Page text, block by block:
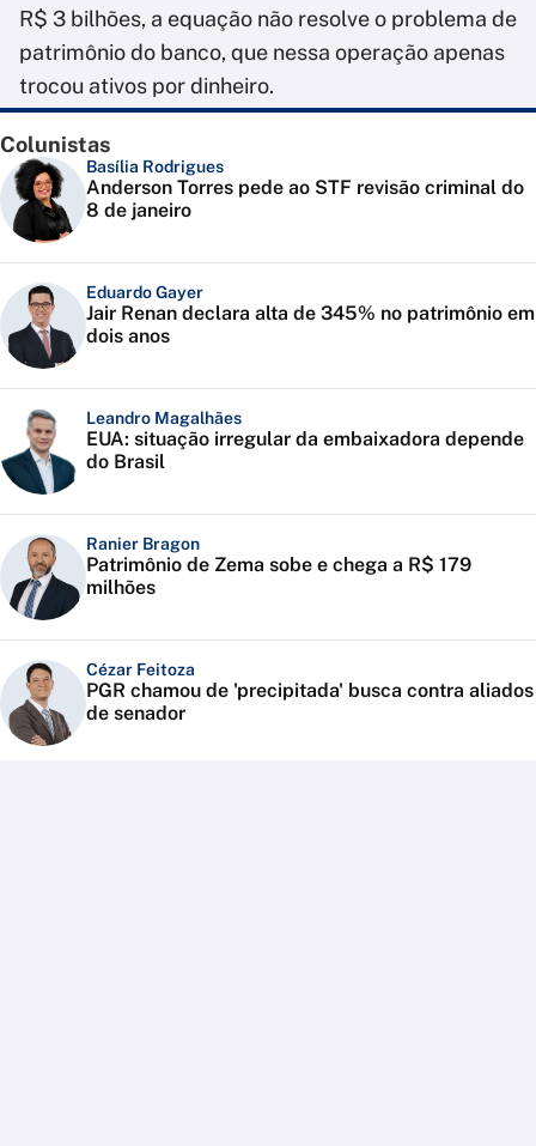
R$ 3 bilhões, a equação não resolve o problema de
patrimônio do banco, que nessa operação apenas
trocou ativos por dinheiro.
Colunistas
Basília Rodrigues
Anderson Torres pede ao STF revisão criminal do
8 de janeiro
Eduardo Gayer
Jair Renan declara alta de 345% no patrimônio em
dois anos
Leandro Magalhães
EUA: situação irregular da embaixadora depende
do Brasil
Ranier Bragon
Patrimônio de Zema sobe e chega a R$ 179
milhões
Cézar Feitoza
PGR chamou de 'precipitada' busca contra aliados
de senador